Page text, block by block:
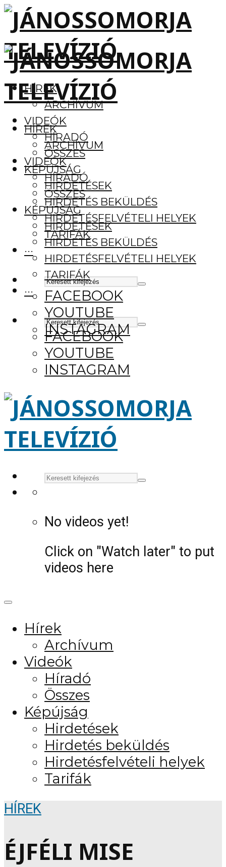
HÍREK
ARCHÍVUM
VIDEÓK
HÍRADÓ
ÖSSZES
KÉPÚJSÁG
HIRDETÉSEK
HIRDETÉS BEKÜLDÉS
HIRDETÉSFELVÉTELI HELYEK
TARIFÁK
···
FACEBOOK
YOUTUBE
INSTAGRAM
HÍREK
ARCHÍVUM
VIDEÓK
HÍRADÓ
ÖSSZES
KÉPÚJSÁG
HIRDETÉSEK
HIRDETÉS BEKÜLDÉS
HIRDETÉSFELVÉTELI HELYEK
TARIFÁK
···
FACEBOOK
YOUTUBE
INSTAGRAM
No videos yet!
Click on "Watch later" to put
videos here
Hírek
Archívum
Videók
Híradó
Összes
Képújság
Hirdetések
Hirdetés beküldés
Hirdetésfelvételi helyek
Tarifák
HÍREK
ÉJFÉLI MISE